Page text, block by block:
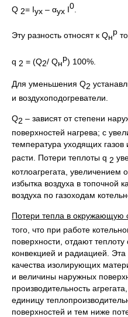
Q 2= Iух – αух I0
Эту разность относят к Qн
р
q 2 = (Q2/ Qн
р) 100%.
Для уменьшения Q2
и воздухоподогреватели.
Q2 – зависят от степени
поверхностей нагрева; с
температура уходящих газов
расти. Потери теплоты q 2
котлоагрегата, увеличением
избытка воздуха в топочной
воздуха по газоходам
Потери тепла в окружающую
того, что при работе
поверхности, отдают
конвекцией и радиацией. Эта
качества изолирующих
и величины наружных
производительность
единицу
поверхностей и тем ниже